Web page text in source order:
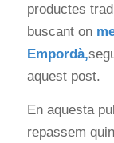
productes
buscant on
Empordà,
aquest post.
En aquesta
repassem